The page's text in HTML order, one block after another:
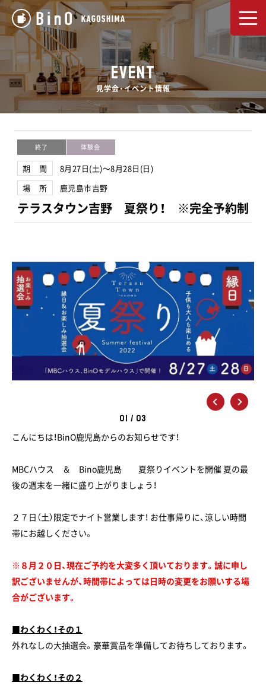
EVENT
見学会・イベント情報
終了 体験会
期 間
8月27日(土)～8月28日(日)
場 所
鹿児島市吉野
テラスタウン吉野 夏祭り！ ※完全予約制
01 / 03
こんにちは！BinO鹿児島からのお知らせです！
MBCハウス ＆ Bino鹿児島 夏祭りイベントを開催 夏の最
後の週末を一緒に盛り上がりましょう！
２７日（土）限定でナイト営業します！ お仕事帰りに、涼しい時間
帯にお越しください。
※８月２０日、現在ご予約を大変多く頂いております。誠に申し
訳ございませんが、時間帯によっては日時の変更をお願いする場
合がございます。
■わくわく！その１
外れなしの大抽選会。豪華賞品を準備してお待ちしております。 ​​​​​
■わくわく！その２